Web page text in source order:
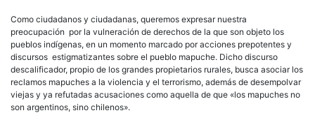
Como ciudadanos y ciudadanas, queremos expresar nuestra
preocupación por la vulneración de derechos de la que son objeto los
pueblos indígenas, en un momento marcado por acciones prepotentes y
discursos estigmatizantes sobre el pueblo mapuche. Dicho discurso
descalificador, propio de los grandes propietarios rurales, busca asociar los
reclamos mapuches a la violencia y el terrorismo, además de desempolvar
viejas y ya refutadas acusaciones como aquella de que «los mapuches no
son argentinos, sino chilenos».